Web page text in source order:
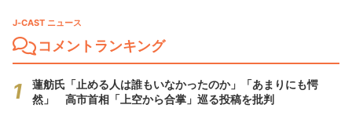
J-CAST ニュース
コメントランキング
蓮舫氏「止める人は誰もいなかったのか」「あまりにも愕
然」 高市首相「上空から合掌」巡る投稿を批判